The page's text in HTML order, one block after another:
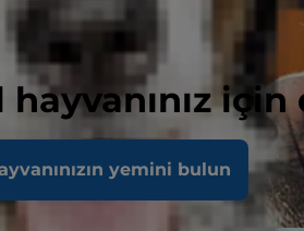
hayvanınız
yemini bulun